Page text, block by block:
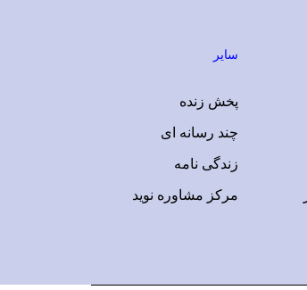
سایر
پخش زنده
چند رسانه ای
زندگی نامه
مرکز مشاوره نوید